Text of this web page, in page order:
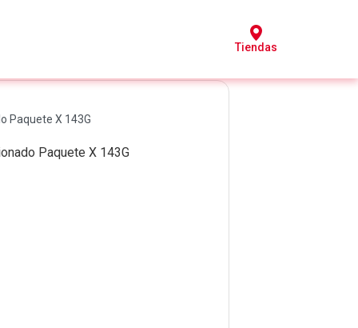
Tiendas
Paquete X 143G
Paquete X 143G